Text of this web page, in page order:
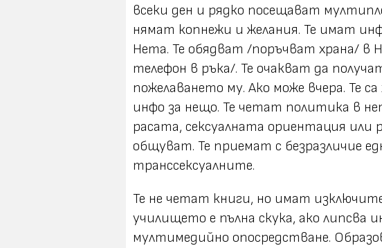
всеки ден и рядко посещават
нямат копнежи и желания. Те имат
Нета. Те обядват /поръчват храна/ в
телефон в ръка/. Те очакват да
пожелаването му. Ако може вчера. Те
инфо за нещо. Те четат политика в
расата, сексуалната ориентация или
общуват. Те приемат с безразличие
транссексуалните.
Те не четат книги, но имат
училището е пълна скука, ако липсва
мултимедийно опосредстване.